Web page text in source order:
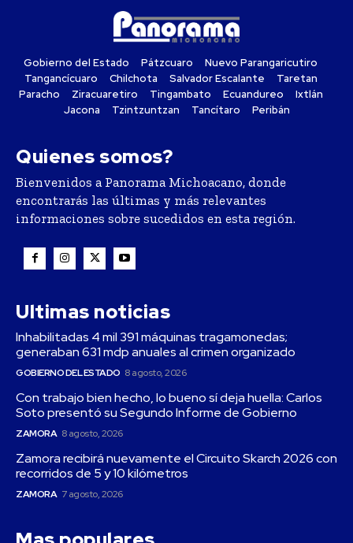
Gobierno del Estado Pátzcuaro
Nuevo Parangaricutiro
Tangancícuaro
Chilchota Salvador Escalante
Taretan
Paracho
Ziracuaretiro Tingambato Ecuandureo
Ixtlán
Jacona
Tzintzuntzan Tancítaro Peribán
Quienes somos?
Bienvenidos a Panorama Michoacano, donde
encontrarás las últimas y más relevantes
informaciones sobre sucedidos en esta región.
Ultimas noticias
Inhabilitadas 4 mil 391 máquinas tragamonedas;
generaban 631 mdp anuales al crimen organizado
GOBIERNO DEL ESTADO 8 agosto, 2026
Con trabajo bien hecho, lo bueno sí deja huella: Carlos
Soto presentó su Segundo Informe de Gobierno
ZAMORA 8 agosto, 2026
Zamora recibirá nuevamente el Circuito Skarch 2026 con
recorridos de 5 y 10 kilómetros
ZAMORA 7 agosto, 2026